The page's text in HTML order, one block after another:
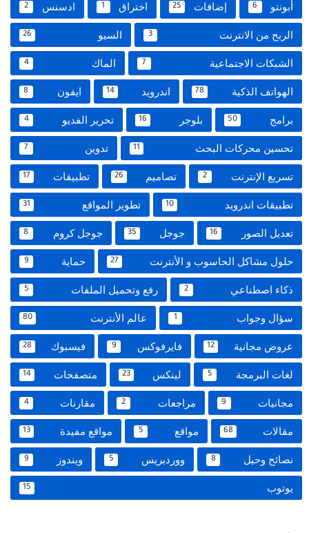
أبونتو 6 إضافات 25 اختراق 1 ادسنس 2
الربح من الانترنت 3 السيو 26
الشبكات الاجتماعية 7 الماك 4
الهواتف الذكية 78 اندرويد 14 ايفون 8
برامج 50 بلوجر 16 تحرير الفديو 4
تحسين محركات البحث 11 تدوين 7
تسريع الإنترنت 2 تصاميم 26 تطبيقات 17
تطبيقات اندرويد 10 تطوير المواقع 31
تعديل الصور 16 جوجل 35 جوجل كروم 8
حلول مشاكل الحاسوب و الأنترنت 27 حماية 9
ذكاء اصطناعي 2 رفع وتحميل الملفات 5
سؤال وجواب 1 عالم الأنترنت 80
عروض مجانية 12 فايرفوكس 9 فيسبوك 28
لغات البرمجة 5 لينكس 23 متصفحات 14
مجانيات 9 مراجعات 2 مقارنات 4
مقالات 68 مواقع 5 مواقع مفيدة 13
نصائح وحيل 8 ووردبريس 5 ويندوز 9
يوتوب 15